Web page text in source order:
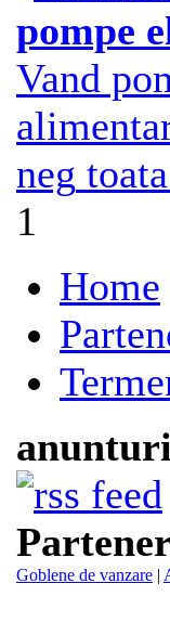
pompe
Vand
neg
1
Home
Goblene de vanzare |